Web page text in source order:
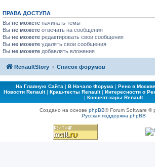
ПРАВА ДОСТУПА
Вы не можете начинать темы
Вы не можете отвечать на сообщения
Вы не можете редактировать свои сообщения
Вы не можете удалять свои сообщения
Вы не можете добавлять вложения
RenaultStory Список форумов
На Главную Сайта | В Начало Форума | Рено в Москве
Новости Renault| Краш-тесты Renault| Интересности о
| Концепт-кары Renault
Создано на основе phpBB® Forum Software ©
Русская поддержка phpBB